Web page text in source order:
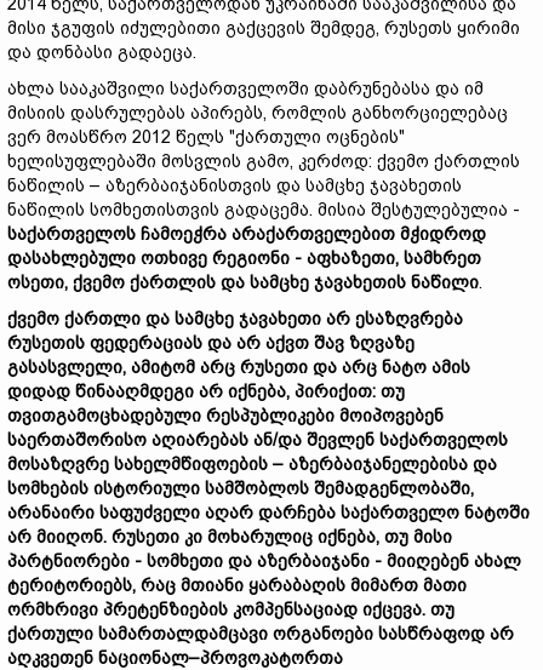
მისი ჯგუფის იძულებითი გაქცევის შემდეგ, რუსეთს ყირიმი
და დონბასი გადაეცა.
ახლა სააკაშვილი საქართველოში დაბრუნებასა და იმ
მისიის დასრულებას აპირებს, რომლის განხორციელებაც
ვერ მოასწრო 2012 წელს "ქართული ოცნების"
ხელისუფლებაში მოსვლის გამო, კერძოდ: ქვემო ქართლის
ნაწილის – აზერბაიჯანისთვის და სამცხე ჯავახეთის
ნაწილის სომხეთისთვის გადაცემა. მისია შესტულებულია -
საქართველოს ჩამოეჭრა არაქართველებით მჭიდროდ
დასახლებული ოთხივე რეგიონი - აფხაზეთი, სამხრეთ
ოსეთი, ქვემო ქართლის და სამცხე ჯავახეთის ნაწილი.
ქვემო ქართლი და სამცხე ჯავახეთი არ ესაზღვრება
რუსეთის ფედერაციას და არ აქვთ შავ ზღვაზე
გასასვლელი, ამიტომ არც რუსეთი და არც ნატო ამის
დიდად წინააღმდეგი არ იქნება, პირიქით: თუ
თვითგამოცხადებული რესპუბლიკები მოიპოვებენ
საერთაშორისო აღიარებას ან/და შევლენ საქართველოს
მოსაზღვრე სახელმწიფოების – აზერბაიჯანელებისა და
სომხების ისტორიული სამშობლოს შემადგენლობაში,
არანაირი საფუძველი აღარ დარჩება საქართველო ნატოში
არ მიიღონ. რუსეთი კი მოხარულიც იქნება, თუ მისი
პარტნიორები - სომხეთი და აზერბაიჯანი - მიიღებენ ახალ
ტერიტორიებს, რაც მთიანი ყარაბაღის მიმართ მათი
ორმხრივი პრეტენზიების კომპენსაციად იქცევა. თუ
ქართული სამართალდამცავი ორგანოები სასწრაფოდ არ
აღკვეთენ ნაციონალ–პროვოკატორთა